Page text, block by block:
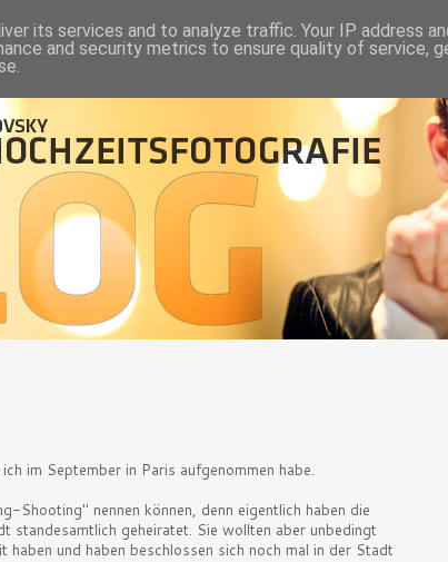
im September in Paris aufgenommen habe.
Shooting" nennen können, denn eigentlich haben die
standesamtlich geheiratet. Sie wollten aber unbedingt
haben und haben beschlossen sich noch mal in der Stadt
its services and to analyze traffic. Your IP address
and security metrics to ensure quality of service,